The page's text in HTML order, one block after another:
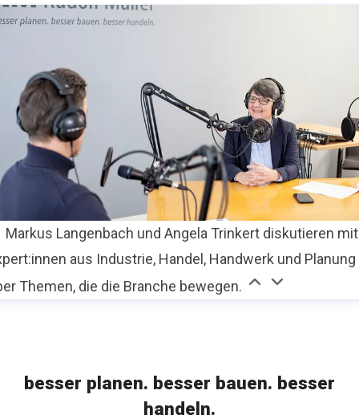
Markus Langenbach und Angela Trinkert diskutieren mit
aus Industrie, Handel, Handwerk und Planung
Themen, die die Branche bewegen.
besser planen. besser bauen. besser
handeln.